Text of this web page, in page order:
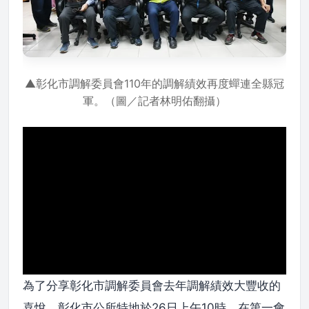
▲彰化市調解委員會110年的調解績效再度蟬連全縣冠
軍。（圖／記者林明佑翻攝）
為了分享彰化市調解委員會去年調解績效大豐收的